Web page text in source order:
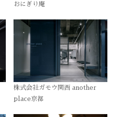
おにぎり庵
株式会社ガモウ関西 another
place京都